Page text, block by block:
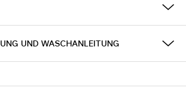
UND WASCHANLEITUNG